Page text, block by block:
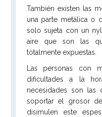
También existen las
una parte metálica o
solo sujeta con un
aire que son las
totalmente expuestas.
Las personas con
dificultades a la
necesidades son las
soportar el grosor
disimulen este